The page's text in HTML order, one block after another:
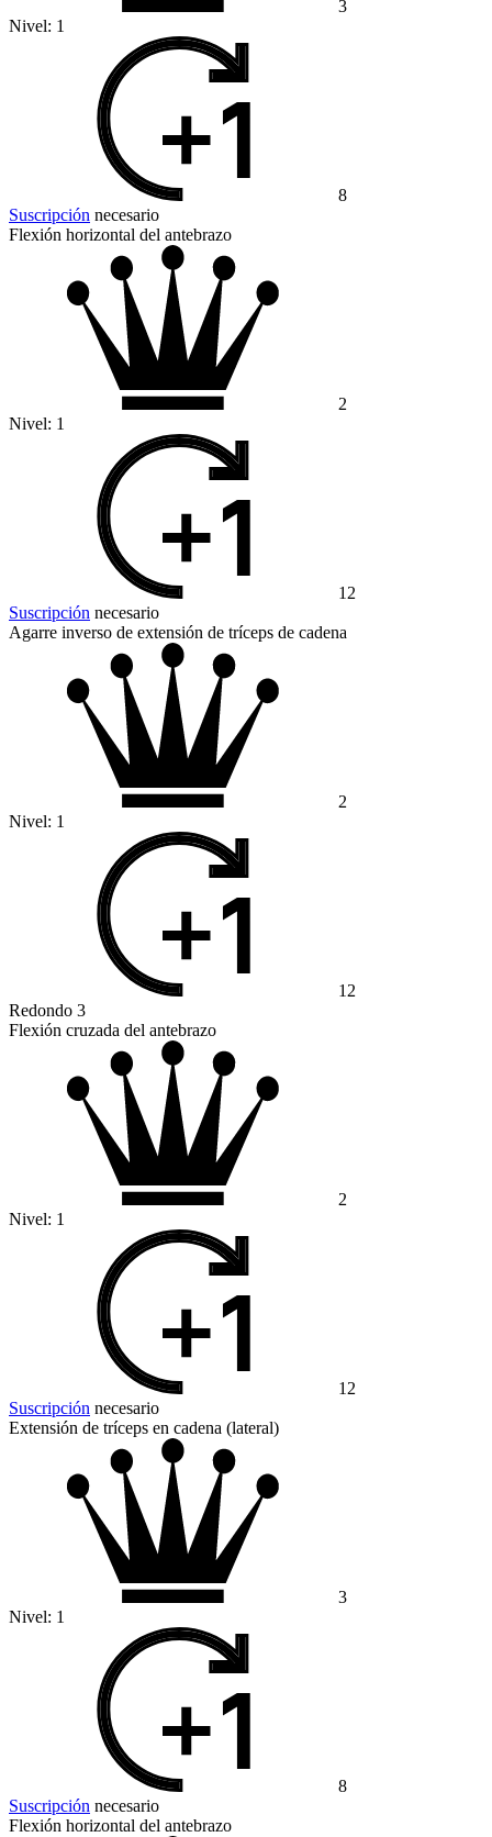
3
Nivel: 1
8
Suscripción necesario
Flexión horizontal del antebrazo
2
Nivel: 1
12
Suscripción necesario
Agarre inverso de extensión de tríceps de cadena
2
Nivel: 1
12
Redondo 3
Flexión cruzada del antebrazo
2
Nivel: 1
12
Suscripción necesario
Extensión de tríceps en cadena (lateral)
3
Nivel: 1
8
Suscripción necesario
Flexión horizontal del antebrazo